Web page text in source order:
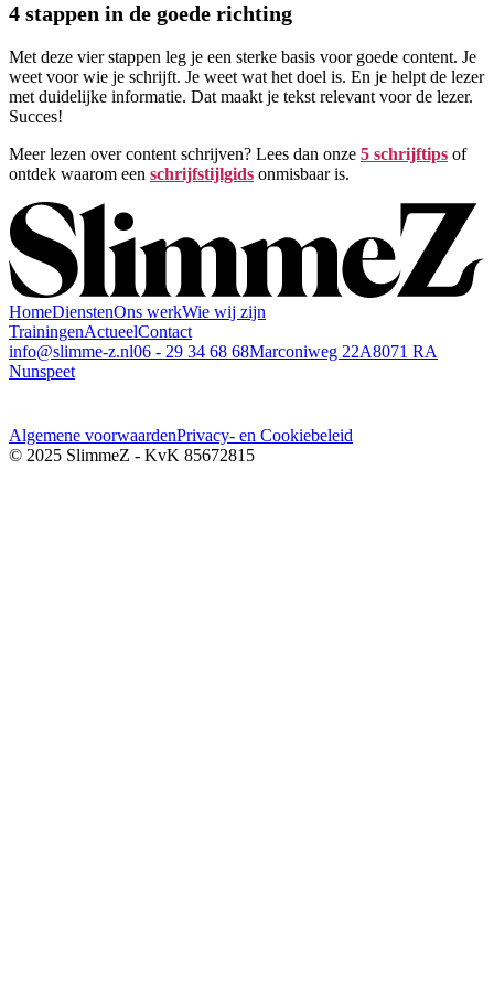
4 stappen in de goede richting
Met deze vier stappen leg je een sterke basis voor goede content. Je
weet voor wie je schrijft. Je weet wat het doel is. En je helpt de lezer
met duidelijke informatie. Dat maakt je tekst relevant voor de lezer.
Succes!
Meer lezen over content schrijven? Lees dan onze 5 schrijftips of
ontdek waarom een schrijfstijlgids onmisbaar is.
HomeDienstenOns werkWie wij zijn
TrainingenActueelContact
info@slimme-z.nl06 - 29 34 68 68Marconiweg 22A8071 RA
Nunspeet
Algemene voorwaardenPrivacy- en Cookiebeleid
© 2025 SlimmeZ - KvK 85672815